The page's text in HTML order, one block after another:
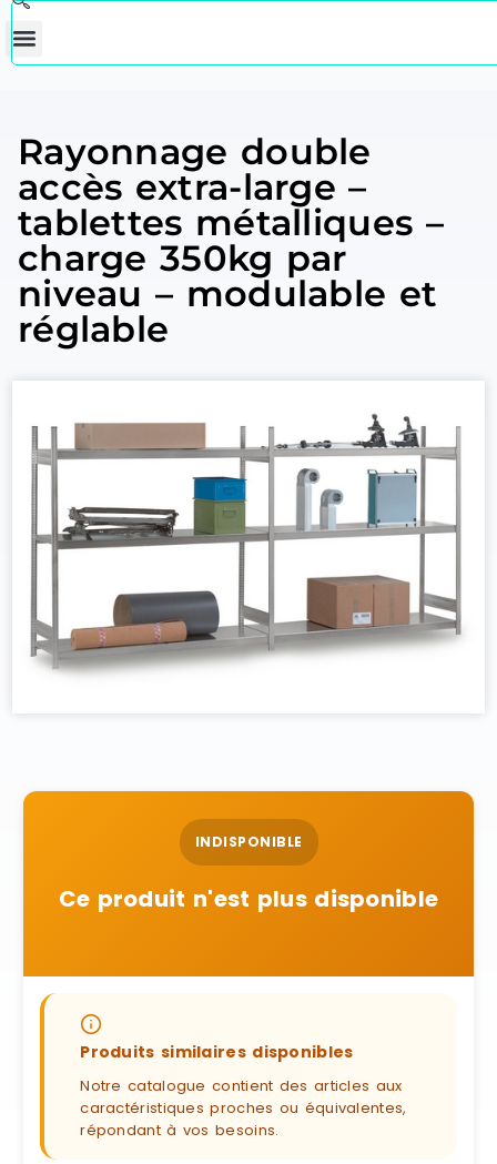
Rayonnage double
accès extra-large –
tablettes métalliques –
charge 350kg par
niveau – modulable et
réglable
INDISPONIBLE
Ce produit n'est plus disponible
Produits similaires disponibles
Notre catalogue contient des articles aux
caractéristiques proches ou équivalentes,
répondant à vos besoins.